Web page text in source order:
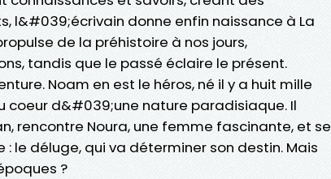
l&#039;écrivain donne enfin naissance à La
de la préhistoire à nos jours,
tandis que le passé éclaire le présent.
Noam en est le héros, né il y a huit mille
coeur d&#039;une nature paradisiaque. Il
rencontre Noura, une femme fascinante, et se
le déluge, qui va déterminer son destin. Mais
?